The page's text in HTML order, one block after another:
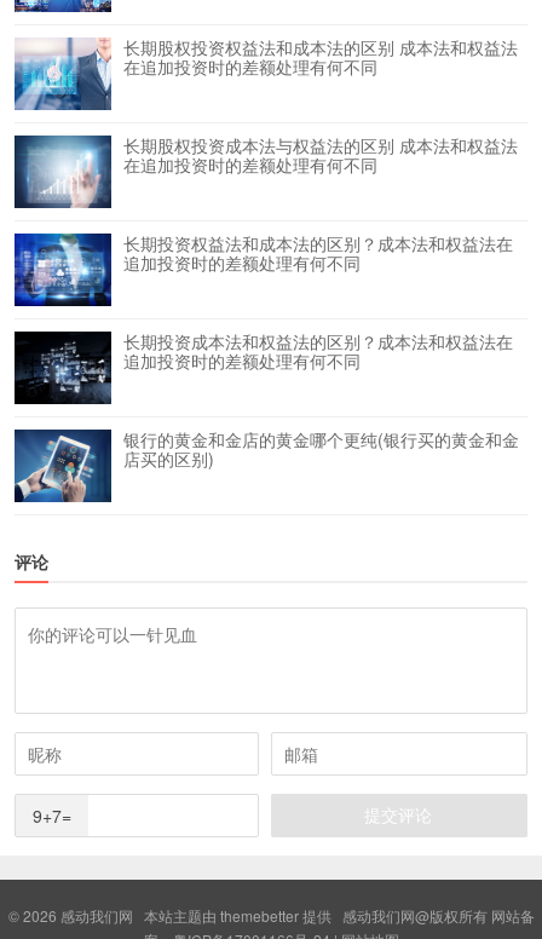
长期股权投资权益法和成本法的区别 成本法和权益法
在追加投资时的差额处理有何不同
长期股权投资成本法与权益法的区别 成本法和权益法
在追加投资时的差额处理有何不同
长期投资权益法和成本法的区别？成本法和权益法在
追加投资时的差额处理有何不同
长期投资成本法和权益法的区别？成本法和权益法在
追加投资时的差额处理有何不同
银行的黄金和金店的黄金哪个更纯(银行买的黄金和金
店买的区别)
评论
9+7=
© 2026 感动我们网 本站主题由 themebetter提供 感动我们网@版权所有 网站备